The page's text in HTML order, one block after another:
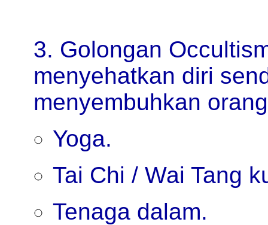
3. Golongan
menyehatkan diri
menyembuhkan
Yoga.
Tai Chi / Wai Tang
Tenaga dalam.